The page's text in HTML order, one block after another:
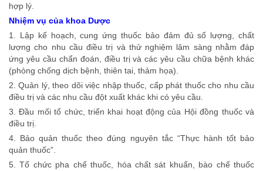
hợp lý.
Nhiệm vụ của khoa Dược
1. Lập kế hoạch, cung ứng thuốc bảo đảm đủ số lượng, chất
lượng cho nhu cầu điều trị và thử nghiệm lâm sàng nhằm đáp
ứng yêu cầu chẩn đoán, điều trị và các yêu cầu chữa bệnh khác
(phòng chống dịch bệnh, thiên tai, thảm họa).
2. Quản lý, theo dõi việc nhập thuốc, cấp phát thuốc cho nhu cầu
điều trị và các nhu cầu đột xuất khác khi có yêu cầu.
3. Đầu mối tổ chức, triển khai hoạt động của Hội đồng thuốc và
điều trị.
4. Bảo quản thuốc theo đúng nguyên tắc “Thực hành tốt bảo
quản thuốc”.
5. Tổ chức pha chế thuốc, hóa chất sát khuẩn, bào chế thuốc